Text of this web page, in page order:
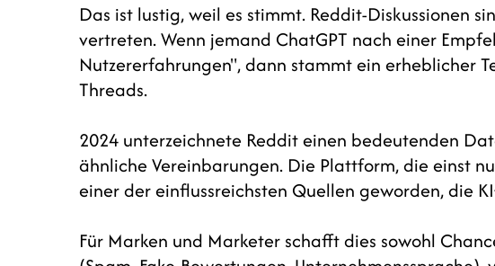
Das ist lustig, weil es stimmt. Reddit-Diskussionen
vertreten. Wenn jemand ChatGPT nach einer
Nutzererfahrungen", dann stammt ein erheblicher
Threads.
2024 unterzeichnete Reddit einen bedeutenden
ähnliche Vereinbarungen. Die Plattform, die einst
einer der einflussreichsten Quellen geworden, die
Für Marken und Marketer schafft dies sowohl